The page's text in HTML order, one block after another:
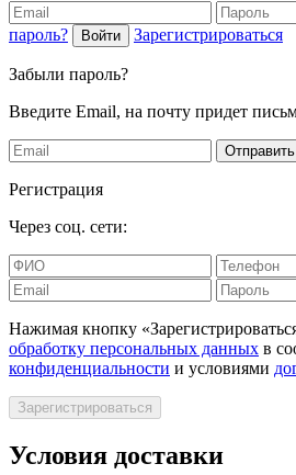
пароль?
Войти Зарегистрироваться
Забыли пароль?
Введите Email, на почту придет
Отправить
Регистрация
Через соц. сети:
Нажимая кнопку
обработку персональных данных в
конфиденциальности и условиями
Зарегистрироваться
Условия доставки